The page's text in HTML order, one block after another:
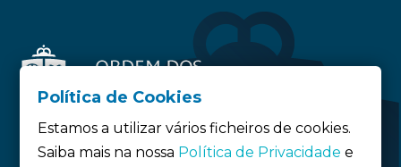
Política de Cookies
Estamos a utilizar vários ficheiros de cookies.
Saiba mais na nossa Política de Privacidade e